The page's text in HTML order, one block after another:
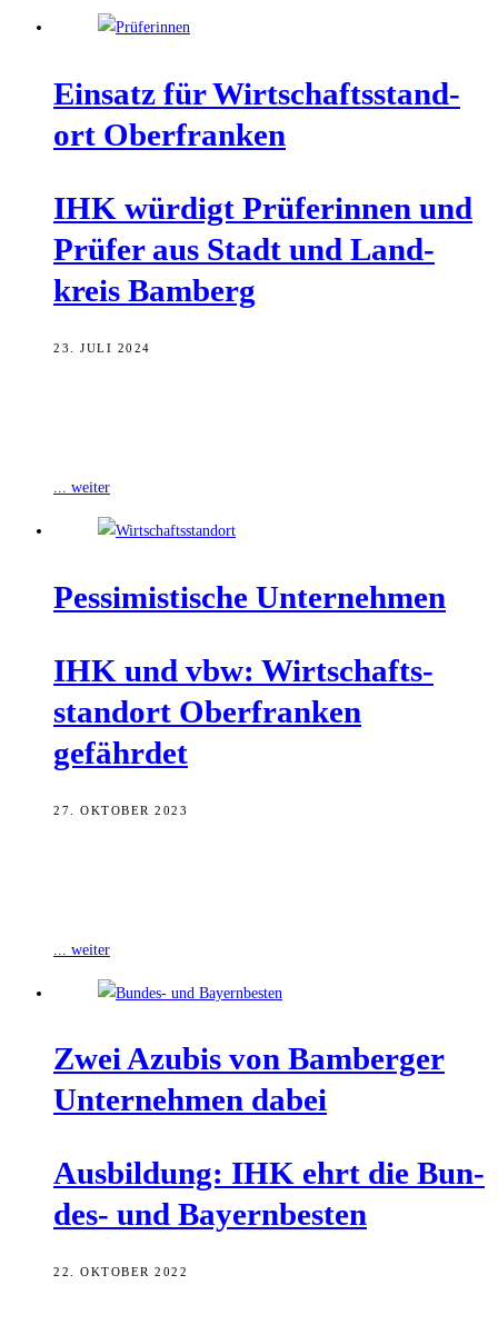
Ein­satz für Wirt­schafts­stand­
ort Oberfranken
IHK wür­digt Prü­fe­rin­nen und
Prü­fer aus Stadt und Land­
kreis Bamberg
23. JULI 2024
... weiter
Pes­si­mis­ti­sche Unternehmen
IHK und vbw: Wirt­schafts­
stand­ort Ober­fran­ken
gefährdet
27. OKTOBER 2023
... weiter
Zwei Azu­bis von Bam­ber­ger
Unter­neh­men dabei
Aus­bil­dung: IHK ehrt die Bun­
des- und Bayernbesten
22. OKTOBER 2022